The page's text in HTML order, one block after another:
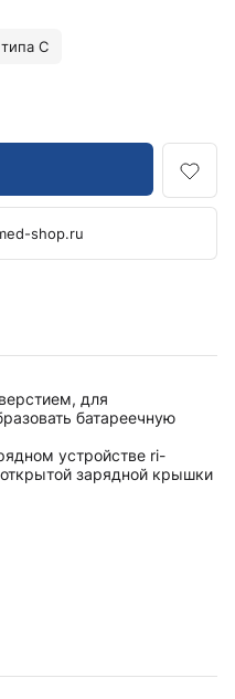
для
батареечную
устройстве ri-
зарядной крышки
C
shop.ru